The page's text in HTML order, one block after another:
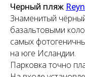
Черный пляж
Знаменитый
базальтовыми
самых
на юге Исландии.
Парковка точно